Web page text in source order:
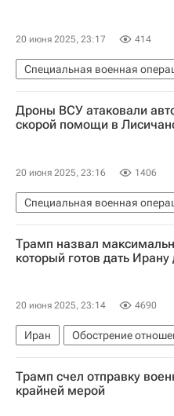
20 июня 2025, 23:17 414
Специальная военная
Воронежская область
Александр Гусев
Дроны ВСУ атаковали
скорой помощи в
20 июня 2025, 23:16 1406
Специальная военная
Лисичанск
Луганская
Вооруженные силы Украины
Трамп назвал
который готов дать Ирану
20 июня 2025, 23:14 4690
Иран
Обострение
В мире
Израиль США
Трамп счел отправку
крайней мерой